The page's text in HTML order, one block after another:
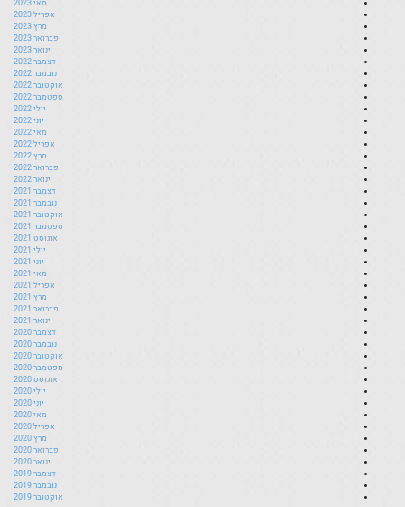
אפריל 2023
מרץ 2023
פברואר 2023
ינואר 2023
דצמבר 2022
נובמבר 2022
אוקטובר 2022
ספטמבר 2022
יולי 2022
יוני 2022
מאי 2022
אפריל 2022
מרץ 2022
פברואר 2022
ינואר 2022
דצמבר 2021
נובמבר 2021
אוקטובר 2021
ספטמבר 2021
אוגוסט 2021
יולי 2021
יוני 2021
מאי 2021
אפריל 2021
מרץ 2021
פברואר 2021
ינואר 2021
דצמבר 2020
נובמבר 2020
אוקטובר 2020
ספטמבר 2020
אוגוסט 2020
יולי 2020
יוני 2020
מאי 2020
אפריל 2020
מרץ 2020
פברואר 2020
ינואר 2020
דצמבר 2019
נובמבר 2019
אוקטובר 2019